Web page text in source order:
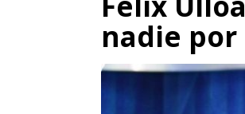
nadie por